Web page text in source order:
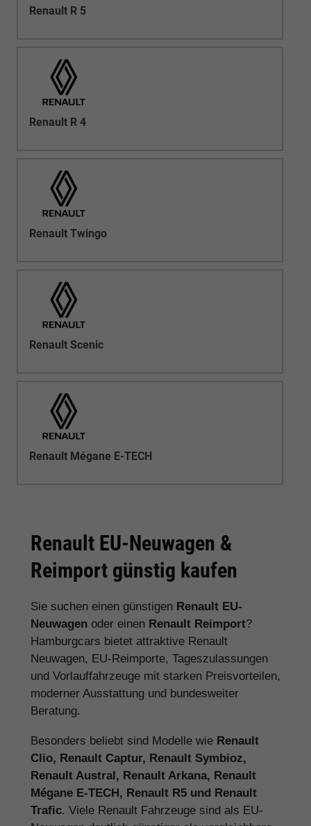
Renault R 5
Renault R 4
Renault Twingo
Renault Scenic
Renault Mégane E-TECH
Renault EU-Neuwagen &
Reimport günstig kaufen
Sie suchen einen günstigen Renault EU-
Neuwagen oder einen Renault Reimport?
Hamburgcars bietet attraktive Renault
Neuwagen, EU-Reimporte, Tageszulassungen
und Vorlauffahrzeuge mit starken Preisvorteilen,
moderner Ausstattung und bundesweiter
Beratung.
Besonders beliebt sind Modelle wie Renault
Clio, Renault Captur, Renault Symbioz,
Renault Austral, Renault Arkana, Renault
Mégane E-TECH, Renault R5 und Renault
Trafic. Viele Renault Fahrzeuge sind als EU-